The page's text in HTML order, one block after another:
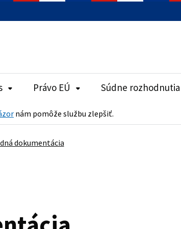
Právo EÚ Súdne rozhodnutia
nám pomôže službu zlepšiť.